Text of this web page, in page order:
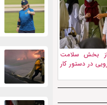
از بخش سلامت
در دستور کار